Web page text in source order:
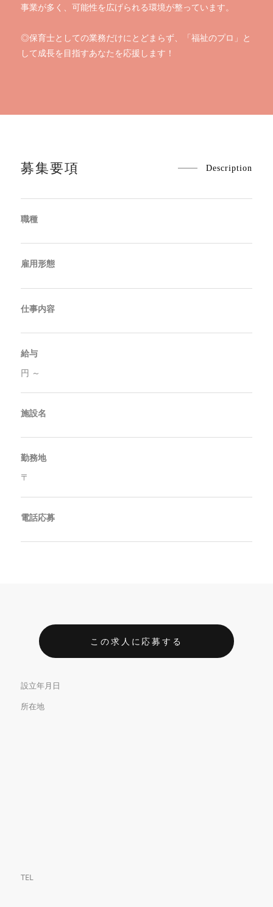
事業が多く、可能性を広げられる環境が整っています。
◎保育士としての業務だけにとどまらず、「福祉のプロ」と
して成長を目指すあなたを応援します！
募集要項 Description
職種
雇用形態
仕事内容
給与
円 ～
施設名
勤務地
〒
電話応募
この求人に応募する
設立年月日
所在地
TEL